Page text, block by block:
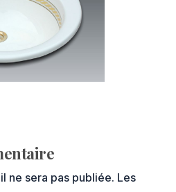
ne sera pas publiée. Les